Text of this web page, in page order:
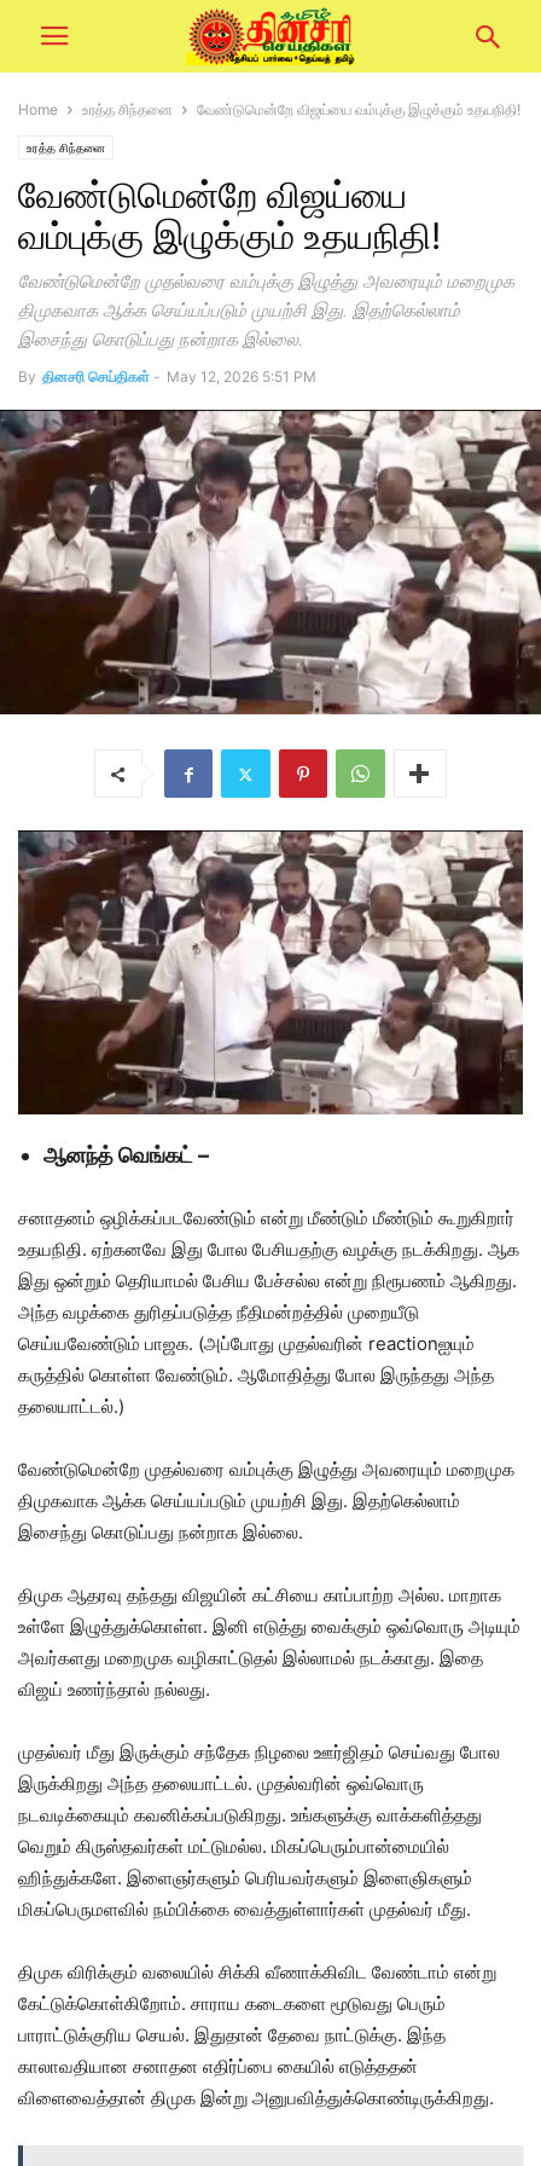
Home உரத்த சிந்தனை வேண்டுமென்றே விஜய்யை வம்புக்கு இழுக்கும் உதயநிதி!
உரத்த சிந்தனை
வேண்டுமென்றே விஜய்யை
வம்புக்கு இழுக்கும் உதயநிதி!
வேண்டுமென்றே முதல்வரை வம்புக்கு இழுத்து அவரையும் மறைமுக
திமுகவாக ஆக்க செய்யப்படும் முயற்சி இது. இதற்கெல்லாம்
இசைந்து கொடுப்பது நன்றாக இல்லை.
By தினசரி செய்திகள் - May 12, 2026 5:51 PM
ஆனந்த் வெங்கட் –
சனாதனம் ஒழிக்கப்படவேண்டும் என்று மீண்டும் மீண்டும் கூறுகிறார்
உதயநிதி. ஏற்கனவே இது போல பேசியதற்கு வழக்கு நடக்கிறது. ஆக
இது ஒன்றும் தெரியாமல் பேசிய பேச்சல்ல என்று நிரூபணம் ஆகிறது.
அந்த வழக்கை துரிதப்படுத்த நீதிமன்றத்தில் முறையீடு
செய்யவேண்டும் பாஜக. (அப்போது முதல்வரின் reactionஐயும்
கருத்தில் கொள்ள வேண்டும். ஆமோதித்து போல இருந்தது அந்த
தலையாட்டல்.)
வேண்டுமென்றே முதல்வரை வம்புக்கு இழுத்து அவரையும் மறைமுக
திமுகவாக ஆக்க செய்யப்படும் முயற்சி இது. இதற்கெல்லாம்
இசைந்து கொடுப்பது நன்றாக இல்லை.
திமுக ஆதரவு தந்தது விஜயின் கட்சியை காப்பாற்ற அல்ல. மாறாக
உள்ளே இழுத்துக்கொள்ள. இனி எடுத்து வைக்கும் ஒவ்வொரு அடியும்
அவர்களது மறைமுக வழிகாட்டுதல் இல்லாமல் நடக்காது. இதை
விஜய் உணர்ந்தால் நல்லது.
முதல்வர் மீது இருக்கும் சந்தேக நிழலை ஊர்ஜிதம் செய்வது போல
இருக்கிறது அந்த தலையாட்டல். முதல்வரின் ஒவ்வொரு
நடவடிக்கையும் கவனிக்கப்படுகிறது. உங்களுக்கு வாக்களித்தது
வெறும் கிருஸ்தவர்கள் மட்டுமல்ல. மிகப்பெரும்பான்மையில்
ஹிந்துக்களே. இளைஞர்களும் பெரியவர்களும் இளைஞிகளும்
மிகப்பெருமளவில் நம்பிக்கை வைத்துள்ளார்கள் முதல்வர் மீது.
திமுக விரிக்கும் வலையில் சிக்கி வீணாக்கிவிட வேண்டாம் என்று
கேட்டுக்கொள்கிறோம். சாராய கடைகளை மூடுவது பெரும்
பாராட்டுக்குரிய செயல். இதுதான் தேவை நாட்டுக்கு. இந்த
காலாவதியான சனாதன எதிர்ப்பை கையில் எடுத்ததன்
விளைவைத்தான் திமுக இன்று அனுபவித்துக்கொண்டிருக்கிறது.